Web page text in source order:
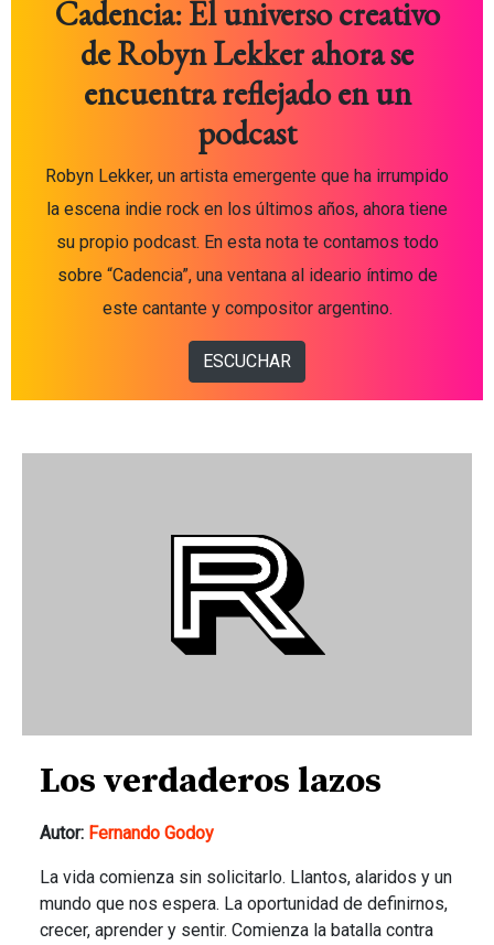
Cadencia: El universo creativo
de Robyn Lekker ahora se
encuentra reflejado en un
podcast
Robyn Lekker, un artista emergente que ha irrumpido
la escena indie rock en los últimos años, ahora tiene
su propio podcast. En esta nota te contamos todo
sobre “Cadencia”, una ventana al ideario íntimo de
este cantante y compositor argentino.
ESCUCHAR
Los verdaderos lazos
Autor: Fernando Godoy
La vida comienza sin solicitarlo. Llantos, alaridos y un
mundo que nos espera. La oportunidad de definirnos,
crecer, aprender y sentir. Comienza la batalla contra